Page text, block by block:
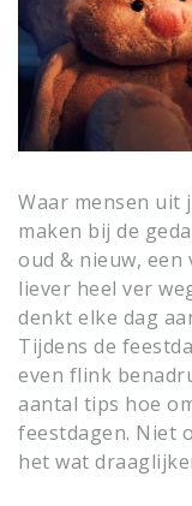
Waar mensen uit
maken bij de
oud & nieuw,
liever heel ver
denkt elke dag
Tijdens de
even flink
aantal tips hoe
feestdagen. Niet
het wat